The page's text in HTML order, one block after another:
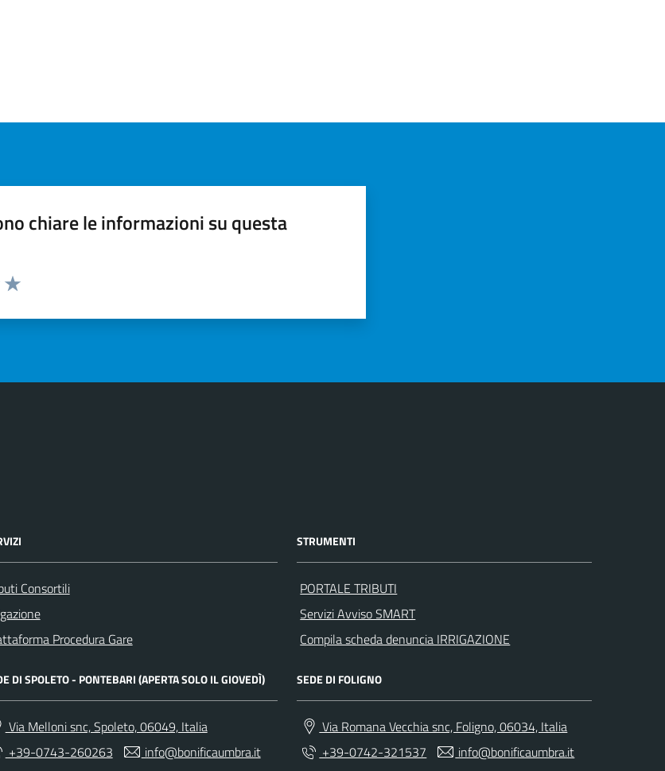
chiare le informazioni su questa
Consortili
Procedura Gare
DI SPOLETO - PONTEBARI (APERTA SOLO IL GIOVEDÌ)
Via Melloni snc, Spoleto, 06049, Italia
+39-0743-260263
info@bonificaumbra.it
STRUMENTI
PORTALE TRIBUTI
Servizi Avviso SMART
Compila scheda denuncia IRRIGAZIONE
SEDE DI FOLIGNO
Via Romana Vecchia snc, Foligno, 06034, Italia
+39-0742-321537
info@bonificaumbra.it